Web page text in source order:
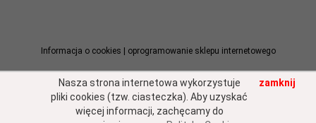
Informacja o cookies | oprogramowanie sklepu internetowego
Nasza strona internetowa wykorzystuje
pliki cookies (tzw. ciasteczka). Aby uzyskać
więcej informacji, zachęcamy do
zamknij